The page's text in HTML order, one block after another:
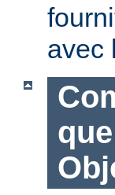
avec